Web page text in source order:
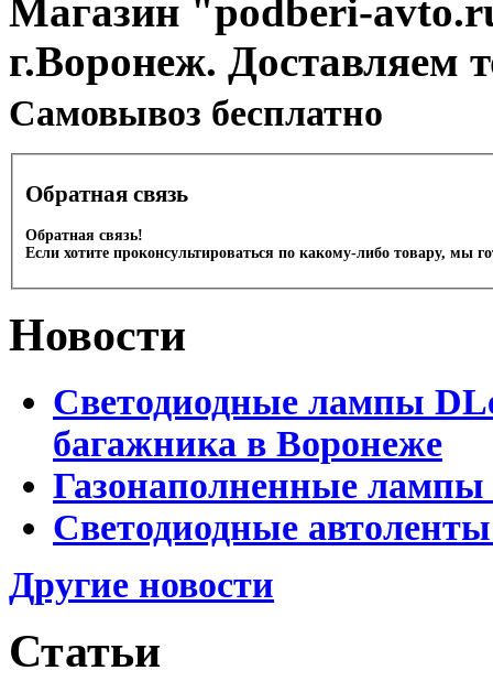
Магазин "podberi-
г.Воронеж. Доставляем
Cамовывоз бесплатно
Обратная связь
Обратная связь!
Если хотите проконсультироваться по какому-либо товару, мы
Новости
Светодиодные лампы
багажника в Воронеже
Газонаполненные
Светодиодные
Другие новости
Статьи